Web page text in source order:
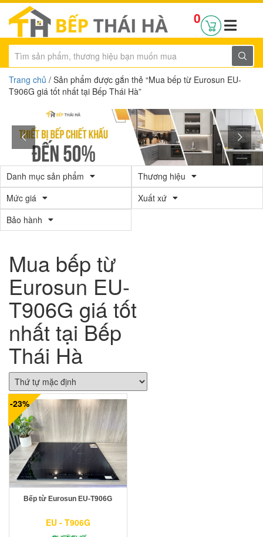
0
Trang chủ / Sản phẩm được gắn thẻ “Mua bếp từ Eurosun EU-
T906G giá tốt nhất tại Bếp Thái Hà”
Danh mục sản phẩm
Thương hiệu
Mức giá
Xuất xứ
Bảo hành
Mua bếp từ
Eurosun EU-
T906G giá tốt
nhất tại Bếp
Thái Hà
-23%
Bếp từ Eurosun EU-T906G
EU - T906G